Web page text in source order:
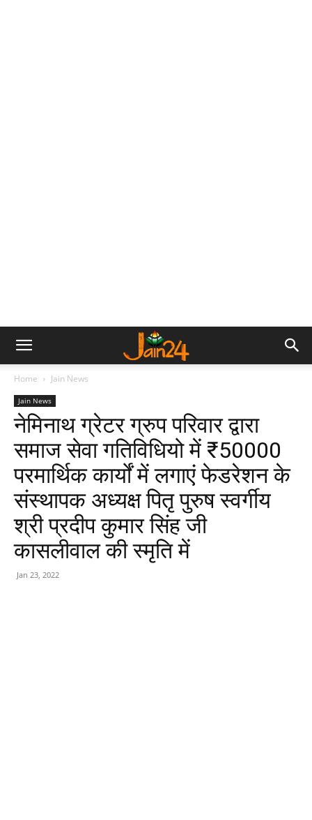
Home Jain News
Jain News
नेमिनाथ ग्रेटर ग्रुप परिवार द्वारा
समाज सेवा गतिविधियो में ₹50000
परमार्थिक कार्यों में लगाएं फेडरेशन के
संस्थापक अध्यक्ष पितृ पुरुष स्वर्गीय
श्री प्रदीप कुमार सिंह जी
कासलीवाल की स्मृति में
Jan 23, 2022